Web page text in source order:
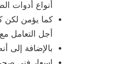
أنواع أدوات
كما يؤمن لكن
أجل التعامل
بالإضافة إلى